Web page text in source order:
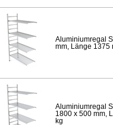
Aluminiumregal
mm, Länge 1375
Aluminiumregal
1800 x 500 mm,
kg